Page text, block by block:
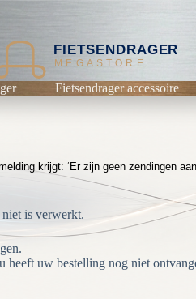
FIETSENDRAGER
MEGASTORE
Fietsendrager accessoire
krijgt: ‘Er zijn geen zendingen
is verwerkt.
heeft uw bestelling nog niet